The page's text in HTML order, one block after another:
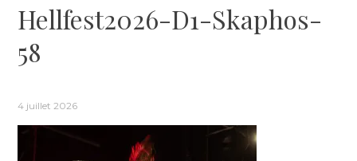
Hellfest2026-D1-Skaphos-
58
4 juillet 2026